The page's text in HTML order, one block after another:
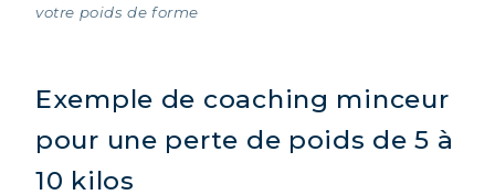
votre poids de forme
Exemple de coaching minceur
pour une perte de poids de 5 à
10 kilos